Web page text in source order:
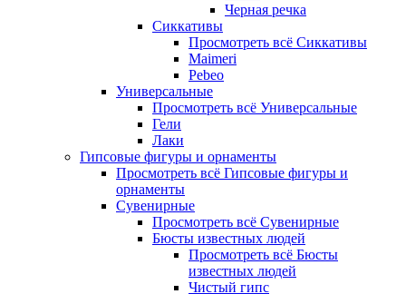
Черная речка
Сиккативы
Просмотреть всё Сиккативы
Maimeri
Pebeo
Универсальные
Просмотреть всё Универсальные
Гели
Лаки
Гипсовые фигуры и орнаменты
Просмотреть всё Гипсовые фигуры и
орнаменты
Сувенирные
Просмотреть всё Сувенирные
Бюсты известных людей
Просмотреть всё Бюсты
известных людей
Чистый гипс